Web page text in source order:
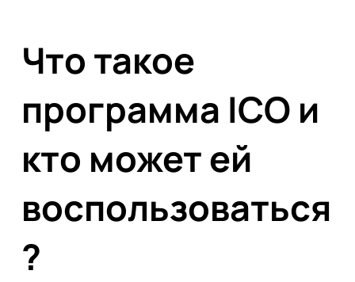
Что такое
программа ICO и
кто может ей
воспользоваться
?